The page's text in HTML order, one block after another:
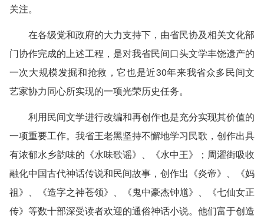
关注。
在各级党和政府的大力支持下，由省民协及相关文化部
门协作完成的上述工程，是对我省民间口头文学丰饶遗产的
一次大规模发掘和抢救，它也是近30年来我省众多民间文
艺家协力同心所实现的一项光荣历史任务。
利用民间文学进行改编和再创作也是充分实现其价值的
一项重要工作。我省王老黑坚持不懈地学习民歌，创作出具
有浓郁水乡韵味的《水味歌谣》、《水中王》；周濯街吸收
融化中国古代神话传说和民间故事，创作出《炎帝》、《妈
祖》、《造字之神苍领》、《鬼中豪杰钟馗》、《七仙女正
传》等数十部深受读者欢迎的通俗神话小说。他们富于创造